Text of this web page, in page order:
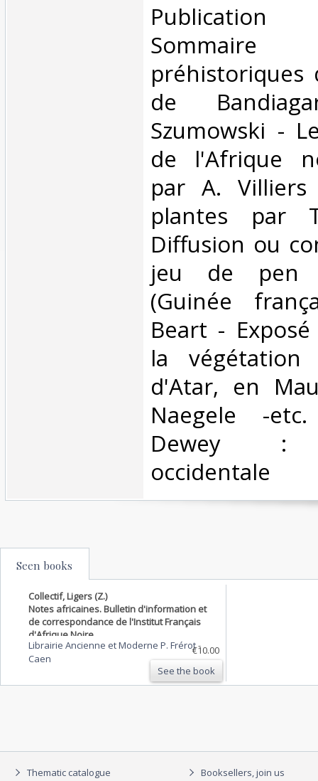
‎Publication
Sommaire
préhistoriques
de
Szumowski -
de l'Afrique
par A.
plantes par
Diffusion ou
jeu de pen
(Guinée
Beart -
la végétation
d'Atar, en
Naegele -etc.
Dewey :
occidentale‎
Seen books
Collectif, Ligers (Z.)
Notes africaines. Bulletin d'information et
de correspondance de l'Institut Français
d'Afrique Noire.
Librairie Ancienne et Moderne P. Frérot-
Caen
€10.00
See the book
Thematic catalogue Booksellers, join us